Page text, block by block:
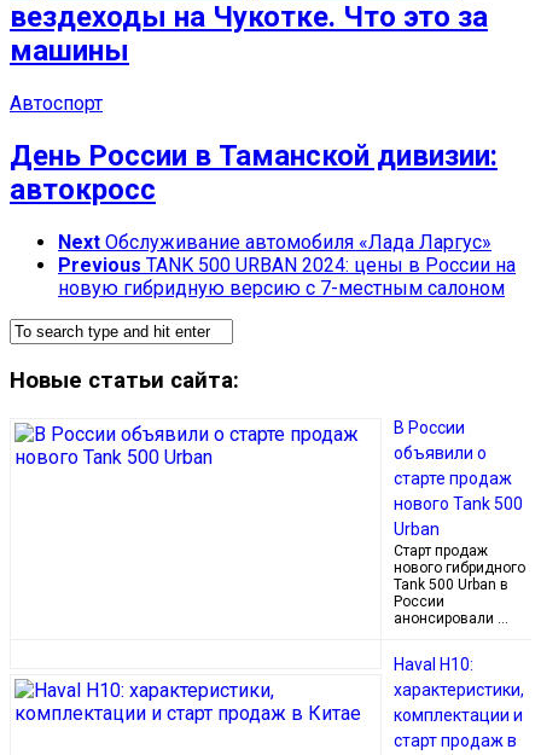
вездеходы на Чукотке. Что это за
машины
Автоспорт
День России в Таманской дивизии:
автокросс
Next Обслуживание автомобиля «Лада Ларгус»
Previous TANK 500 URBAN 2024: цены в России на
новую гибридную версию с 7-местным салоном
Новые статьи сайта:
В России
объявили о
старте продаж
нового Tank 500
Urban
Старт продаж
нового гибридного
Tank 500 Urban в
России
анонсировали …
Haval H10:
характеристики,
комплектации и
старт продаж в